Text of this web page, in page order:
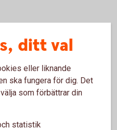
ditt val
eller liknande
ska fungera för dig. Det
som förbättrar din
statistik